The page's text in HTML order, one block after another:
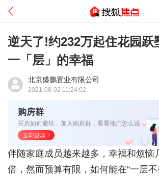
逆天了!约232万起住花园跃
一「层」的幸福
北京盛鹏置业有限公司
2021-08-02 11:24:02
购房群
买房如何避坑，加入购房群，看看他们怎么说
立即进群
伴随家庭成员越来越多，幸福和烦恼
倍，然而预算有限，如何能在“一层不